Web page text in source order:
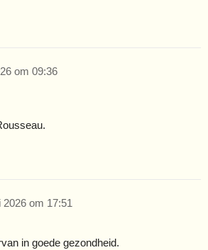
om 09:36
2026 om 17:51
in goede gezondheid.